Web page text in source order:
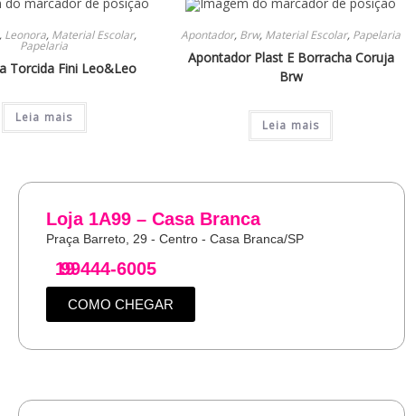
Leonora, Material Escolar,
Papelaria
Torcida Fini Leo&Leo
Leia mais
Apontador, Brw, Material Escolar, Papelaria
Apontador Plast E Borracha Coruja
Brw
Leia mais
Loja 1A99 – Casa Branca
Praça Barreto, 29 - Centro - Casa Branca/SP
19
99444-6005
COMO CHEGAR